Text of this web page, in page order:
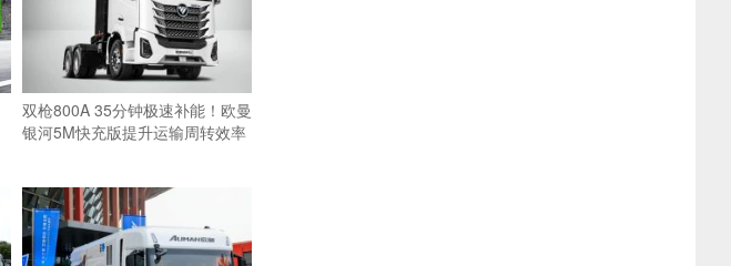
双枪800A 35分钟极速补能！欧曼
银河5M快充版提升运输周转效率